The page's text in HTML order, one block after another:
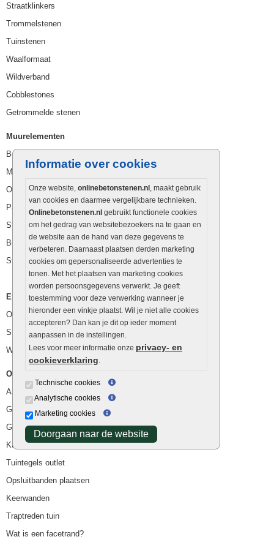
Informatie over cookies
Onze website, onlinebetonstenen.nl , maakt gebruik
van cookies en daarmee vergelijkbare technieken.
Onlinebetonstenen.nl gebruikt functionele cookies
om het gedrag van websitebezoekers na te gaan en
de website aan de hand van deze gegevens te
verbeteren. Daarnaast plaatsen derden marketing
cookies om gepersonaliseerde advertenties te
tonen. Met het plaatsen van marketing cookies
worden persoonsgegevens verwerkt. Je geeft
toestemming voor deze verwerking wanneer je
hieronder een vinkje plaatst. Wil je niet alle cookies
accepteren? Dan kan je dit op ieder moment
aanpassen in de instellingen.
Lees voor meer informatie onze privacy- en
cookieverklaring.
Technische cookies
Analytische cookies
Marketing cookies
Doorgaan naar de website
Straatklinkers
Trommelstenen
Tuinstenen
Waalformaat
Wildverband
Cobblestones
Getrommelde stenen
Muurelementen
Betonbielzen
Muurstenen
Opsluitbanden
Palissaden
Stapelblokken
Betonblokken
Stapelstenen
Extra benodigdheden
Ophoogzand
Siergrind en siersplit
Waterafvoer
Overig
Aanbiedingen
Goedkope bestrating
Goedkope tuintegels
Kunstgras
Tuintegels outlet
Opsluitbanden plaatsen
Keerwanden
Traptreden tuin
Wat is een facetrand?